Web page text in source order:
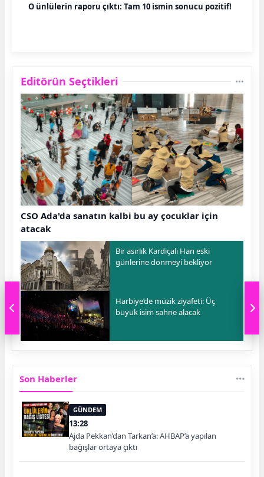
O ünlülerin raporu çıktı: Tam 10 ismin sonucu pozitif!
Editörün Seçtikleri
CSO Ada'da sanatın kalbi bu ay çocuklar için
atacak
Bir asırlık Kardiçalı Han eski
günlerine dönmeyi bekliyor
Harbiye’de müzik ziyafeti: Üç
büyük isim sahne alacak
Son Haberler
GÜNDEM
13:28
Ajda Pekkan’dan Tarkan’a: AHBAP’a yapılan
bağışlar ortaya çıktı